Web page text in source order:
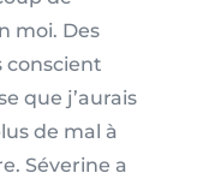
moi. Des
conscient
que j’aurais
de mal à
Séverine a